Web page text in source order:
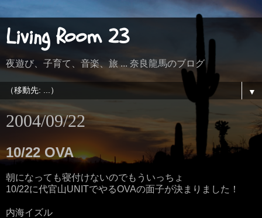
Living Room 23
夜遊び、子育て、音楽、旅 ... 奈良龍馬のブログ
▼
2004/09/22
10/22 OVA
朝になっても寝付けないのでもういっちょ
10/22に代官山UNITでやるOVAの面子が決まりました！
内海イズル